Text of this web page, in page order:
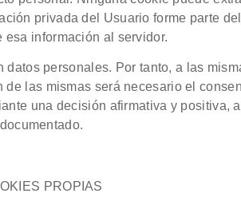
privada del Usuario forme parte
esa información al servidor.
personales. Por tanto, a las
las mismas será necesario el
una decisión afirmativa y positiva,
documentado.
PROPIAS